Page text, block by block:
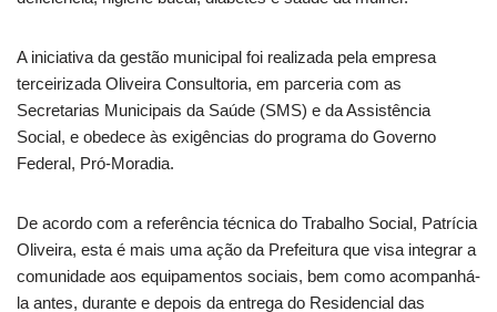
A iniciativa da gestão municipal foi realizada pela empresa
terceirizada Oliveira Consultoria, em parceria com as
Secretarias Municipais da Saúde (SMS) e da Assistência
Social, e obedece às exigências do programa do Governo
Federal, Pró-Moradia.
De acordo com a referência técnica do Trabalho Social, Patrícia
Oliveira, esta é mais uma ação da Prefeitura que visa integrar a
comunidade aos equipamentos sociais, bem como acompanhá-
la antes, durante e depois da entrega do Residencial das